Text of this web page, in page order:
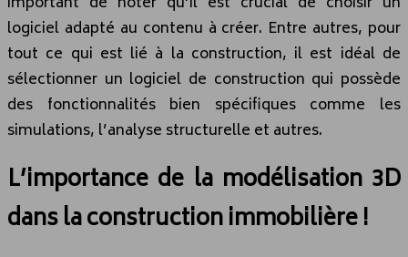
logiciel adapté au contenu à créer. Entre autres, pour
tout ce qui est lié à la construction, il est idéal de
sélectionner un logiciel de construction qui possède
des fonctionnalités bien spécifiques comme les
simulations, l’analyse structurelle et autres.
L’importance de la modélisation 3D
dans la construction immobilière !